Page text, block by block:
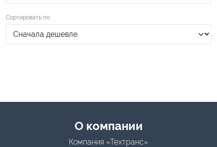
Сортировать по
Menu footerО компании
Компания «Техтранс»